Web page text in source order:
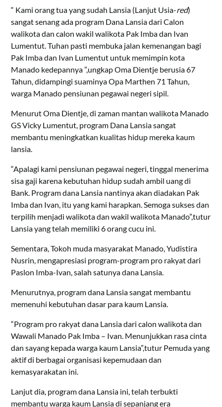
“ Kami orang tua yang sudah Lansia (Lanjut Usia-red)
sangat senang ada program Dana Lansia dari Calon
walikota dan calon wakil walikota Pak Imba dan Ivan
Lumentut. Tuhan pasti membuka jalan kemenangan bagi
Pak Imba dan Ivan Lumentut untuk memimpin kota
Manado kedepannya ”,ungkap Oma Dientje berusia 67
Tahun, didampingi suaminya Opa Marthen 71 Tahun,
warga Manado pensiunan pegawai negeri sipil.
Menurut Oma Dientje, di zaman mantan walikota Manado
GS Vicky Lumentut, program Dana Lansia sangat
membantu meningkatkan kualitas hidup mereka kaum
lansia.
“Apalagi kami pensiunan pegawai negeri, tinggal menerima
sisa gaji karena kebutuhan hidup sudah ambil uang di
Bank. Program dana Lansia nantinya akan diadakan Pak
Imba dan Ivan, itu yang kami harapkan. Semoga sukses dan
terpilih menjadi walikota dan wakil walikota Manado”,tutur
Lansia yang telah memiliki 6 orang cucu ini.
Sementara, Tokoh muda masyarakat Manado, Yudistira
Nusrin, mengapresiasi program-program pro rakyat dari
Paslon Imba-Ivan, salah satunya dana Lansia.
Menurutnya, program dana Lansia sangat membantu
memenuhi kebutuhan dasar para kaum Lansia.
“Program pro rakyat dana Lansia dari calon walikota dan
Wawali Manado Pak Imba – Ivan. Menunjukkan rasa cinta
dan sayang kepada warga kaum Lansia”,tutur Pemuda yang
aktif di berbagai organisasi kepemudaan dan
kemasyarakatan ini.
Lanjut dia, program dana Lansia ini, telah terbukti
membantu warga kaum Lansia di sepanjang era